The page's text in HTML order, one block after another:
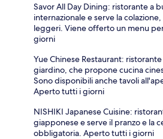
Savor All Day Dining: ristorante a
internazionale e serve la
leggeri. Viene offerto un menu
giorni
Yue Chinese Restaurant:
giardino, che propone cucina
Sono disponibili anche tavoli
Aperto tutti i giorni
NISHIKI Japanese Cuisine:
giapponese e serve il pranzo e la
obbligatoria. Aperto tutti i giorni